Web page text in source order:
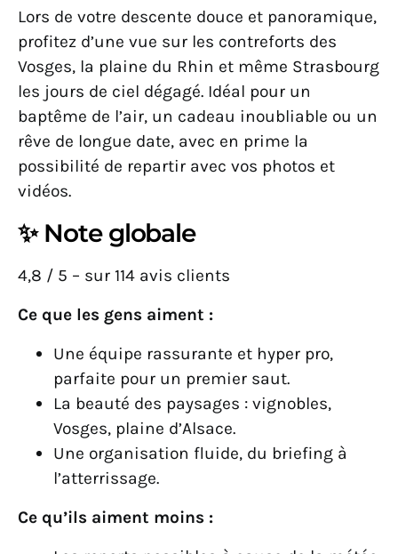
Lors de votre descente douce et panoramique,
profitez d’une vue sur les contreforts des
Vosges, la plaine du Rhin et même Strasbourg
les jours de ciel dégagé. Idéal pour un
baptême de l’air, un cadeau inoubliable ou un
rêve de longue date, avec en prime la
possibilité de repartir avec vos photos et
vidéos.
✨ Note globale
4,8 / 5 – sur 114 avis clients
Ce que les gens aiment :
Une équipe rassurante et hyper pro,
parfaite pour un premier saut.
La beauté des paysages : vignobles,
Vosges, plaine d’Alsace.
Une organisation fluide, du briefing à
l’atterrissage.
Ce qu’ils aiment moins :